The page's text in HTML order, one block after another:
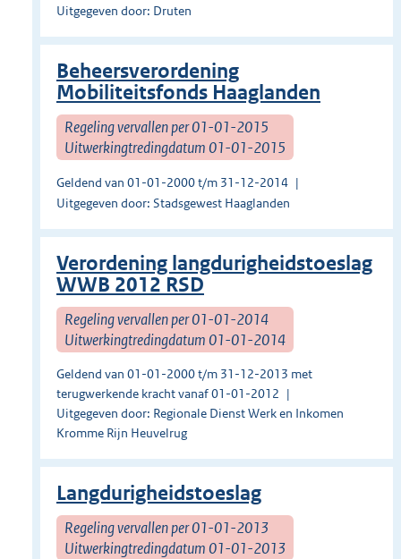
Uitgegeven door: Druten
Beheersverordening
Mobiliteitsfonds Haaglanden
Regeling vervallen per 01-01-2015
Uitwerkingtredingdatum 01-01-2015
Geldend van 01-01-2000 t/m 31-12-2014
Uitgegeven door: Stadsgewest Haaglanden
Verordening langdurigheidstoeslag
WWB 2012 RSD
Regeling vervallen per 01-01-2014
Uitwerkingtredingdatum 01-01-2014
Geldend van 01-01-2000 t/m 31-12-2013 met
terugwerkende kracht vanaf 01-01-2012
Uitgegeven door: Regionale Dienst Werk en Inkomen
Kromme Rijn Heuvelrug
Langdurigheidstoeslag
Regeling vervallen per 01-01-2013
Uitwerkingtredingdatum 01-01-2013